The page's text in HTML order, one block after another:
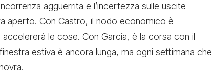
agguerrita e l’incertezza sulle uscite
aperto. Con Castro, il nodo economico è
le cose. Con Garcia, è la corsa con il
estiva è ancora lunga, ma ogni settimana che